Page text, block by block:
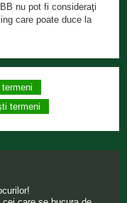
nu pot fi consideraţi
care poate duce la